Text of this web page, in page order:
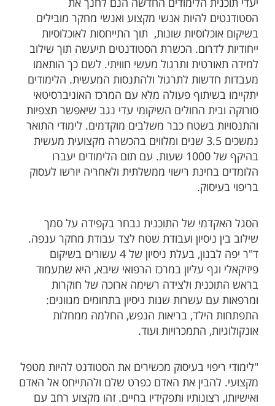
יעדי תוכנית הלימודים החדשה הנם לחנך את
הסטודנטים להיות אנשי מקצוע ואנשי מחקר מובילים
בשיקום אוכלוסיות שונות, תוך התייחסות לאוכלוסיות
ייחודיות לדרום. הכשרת הסטודנטים תיעשה תוך שילוב
למידה תאורטית ותרגול מעשי חוויתי. לשם כך הותאמו
מעבדות חדשות לתרגול ולהתנסות המעשית. הלימודים
יתקיימו בשיתוף פעולה מלא עם המרכז האוניברסיטאי
סורוקה ובית החולים השיקומי עדי נגב שיאפשר תצפיות
והתנסויות בשטח כבר משלבים מוקדמים. לימודי התואר
נמשכים 3.5 שנים ומלווים בהכשרה מקצועית מעשית
בהיקף של 1000 שעות. עם תום הלימודים יעברו
הלומדים בחינת רישוי ממשלתית ולאחריה יורשו לעסוק
בריפוי בעיסוק.
הסגל האקדמי של התוכנית נבחר בקפידה על סמך
שילוב בין ניסיון ועבודת שטח לצד עבודת מחקר ענפה.
ד"ר יפה לבנון, בעלת ניסיון של 4 עשורים בשיקום
פיזיקאלי וגף עליון במרכז הרפואי שיבא, היא שתעמוד
בראש התוכנית ולצידה רשימה ארוכה של חוקרות
ומרפאות עם עשרות שנות ניסיון בתחומים מגוונים:
התפתחות הילד, בריאות הנפש, החלמה ממחלות
אונקולוגיות, התמכרויות ועוד.
"לימודי ריפוי בעיסוק מכשירים את הסטודנט להיות מטפל
מקצועי. להבין את האדם כפרט שלם ולהתייחס אל האדם
ואישיותו, רצונותיו ותפקידיו בחיים. זהו מקצוע רחב עם